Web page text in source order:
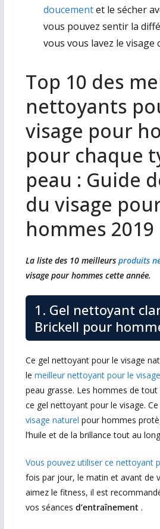
doucementet le sécher
vous pouvez sentir la
vous vous lavez le visage
Top 10 des
nettoyants
visage pour
pour chaque
peau : Guide
du visage
hommes 2019
La liste des 10 meilleurs produits
visage pour hommes cette année.
1. Gel nettoyant
Brickell pour
Ce gel nettoyant pour le visage
le meilleur nettoyant pour le
peau grasse. Les hommes de
ce gel nettoyant pour le visage.
visage naturel pour hommes
l’huile et de la brillance tout au
Vous pouvez utiliser ce nettoyant
fois par jour, le matin et avant de
aimez le fitness, il est
vos séances d’entraînement.